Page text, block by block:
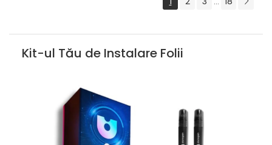
Kit-ul Tău de Instalare Folii